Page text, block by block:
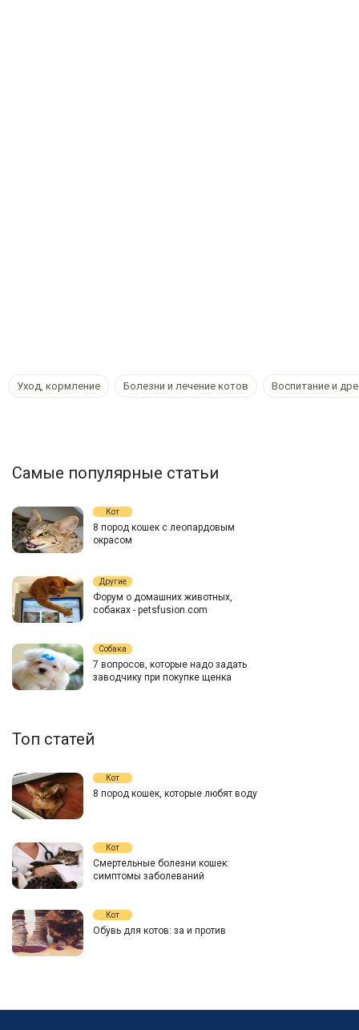
Уход, кормление Болезни и лечение котов Воспитание и
Самые популярные статьи
Кот
8 пород кошек с леопардовым
окрасом
Другие
Форум о домашних животных,
собаках - petsfusion.com
Собака
7 вопросов, которые надо задать
заводчику при покупке щенка
Топ статей
Кот
8 пород кошек, которые любят воду
Кот
Смертельные болезни кошек:
симптомы заболеваний
Кот
Обувь для котов: за и против